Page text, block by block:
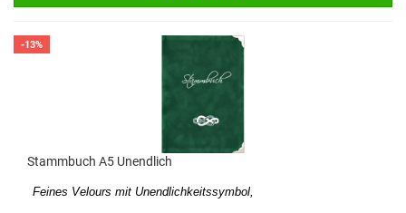
-13%
Stammbuch A5 Unendlich
Feines Velours mit Unendlichkeitssymbol,